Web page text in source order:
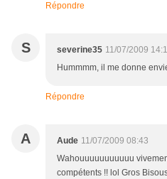
Répondre
S severine35 11/07/2009
Hummmm, il me donne
Répondre
A Aude 11/07/2009 08:43
Wahouuuuuuuuuuu
compétents !! lol Gros